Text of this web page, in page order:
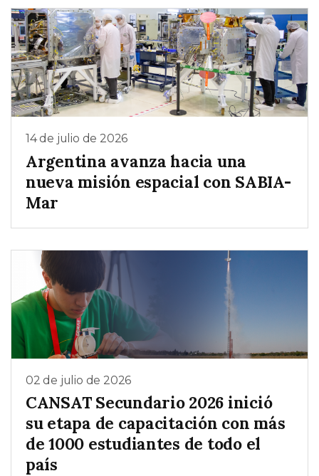
14 de julio de 2026
Argentina avanza hacia una
nueva misión espacial con SABIA-
Mar
02 de julio de 2026
CANSAT Secundario 2026 inició
su etapa de capacitación con más
de 1000 estudiantes de todo el
país